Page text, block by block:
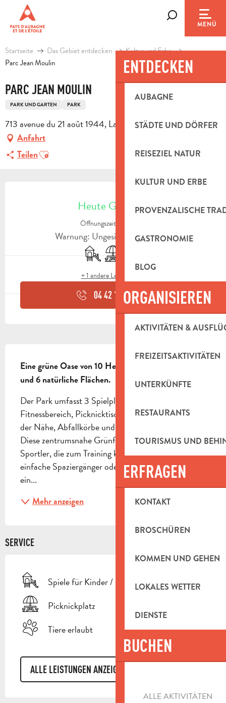
contenu
principal
MENÜ
ENTDECKEN
AUBAGNE
STÄDTE UND DÖRFER
REISEZIEL NATUR
KULTUR UND ERBE
PROVENZALISCHE
GASTRONOMIE
BLOG
ORGANISIEREN
AKTIVITÄTEN &
FREIZEITSAKTIVITÄTEN
UNTERKÜNFTE
RESTAURANTS
TOURISMUS UND
ERFRAGEN
KONTAKT
BROSCHÜREN
KOMMEN UND GEHEN
LOKALES WETTER
DIENSTE
BUCHEN
ALLE AKTIVITÄTEN
Startseite Das Gebiet entdecken
Kultur und Erbe
Parc Jean Moulin
PARC JEAN MOULIN
PARK UND GARTEN PARK
713 avenue du 21 août 1944, La Tourtelle, 13400 Aubagne
Anfahrt
TeilenAjouter aux favoris
ÖFFNUNGSZEITEN &
Heute Geöffnet
Öffnungszeiten ansehen
Warnung: Ungesicherte Stunden
Spiele für Kinder / Spielplatz
Picknickplatz
+ 1 andere Leistung(en)
04 42 18 19▒▒
Eine grüne Oase von 10 Hektar, davon 4 angelegte
und 6 natürliche Flächen.
Der Park umfasst 3 Spielplätze für Kinder, einen
Fitnessbereich, Picknicktische und Wasserstellen in
der Nähe, Abfallkörbe und zwei Sanitäranlagen.
Diese zentrumsnahe Grünfläche bezaubert sowohl
Sportler, die zum Training kommen, als auch
einfache Spaziergänger oder Picknicker. Sie ist auch
ein...
Mehr anzeigen
SERVICE
Spiele für Kinder / Spielplatz
Picknickplatz
Tiere erlaubt
ALLE LEISTUNGEN ANZEIGEN